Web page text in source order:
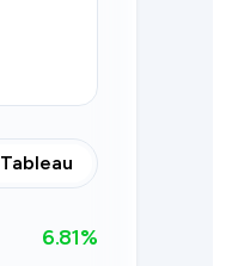
Tableau
6.81%